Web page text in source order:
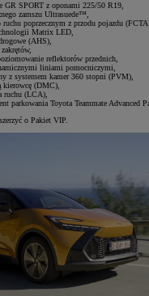
GR SPORT z oponami 225/50 R19,
zamszu Ultrasuede™,
ruchu poprzecznym z przodu pojazdu
Matrix LED,
(AHS),
reflektorów przednich,
liniami pomocniczymi,
z systemem kamer 360 stopni (PVM),
kierowcę (DMC),
ruchu (LCA),
parkowania Toyota Teammate Advanced
o Pakiet VIP.